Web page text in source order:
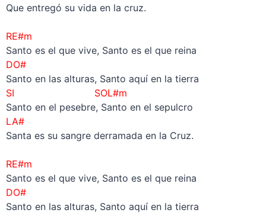
Que entregó su vida en la cruz.
RE#m
Santo es el que vive, Santo es el que reina
DO#
Santo en las alturas, Santo aquí en la tierra
SI SOL#m
Santo en el pesebre, Santo en el sepulcro
LA#
Santa es su sangre derramada en la Cruz.
RE#m
Santo es el que vive, Santo es el que reina
DO#
Santo en las alturas, Santo aquí en la tierra